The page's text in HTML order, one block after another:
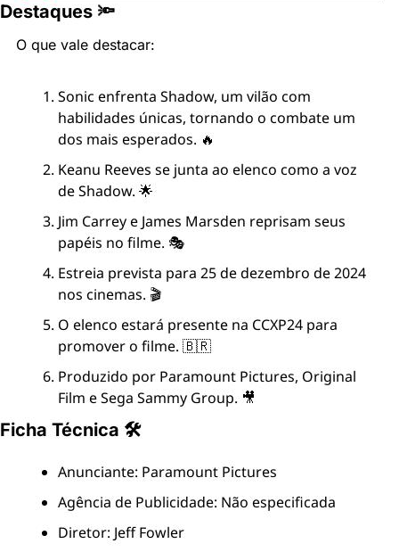
Destaques 🔦
O que vale destacar:
Sonic enfrenta Shadow, um vilão com
habilidades únicas, tornando o combate um
dos mais esperados. 🔥
Keanu Reeves se junta ao elenco como a voz
de Shadow. 🌟
Jim Carrey e James Marsden reprisam seus
papéis no filme. 🎭
Estreia prevista para 25 de dezembro de 2024
nos cinemas. 🎬
O elenco estará presente na CCXP24 para
promover o filme. 🇧🇷
Produzido por Paramount Pictures, Original
Film e Sega Sammy Group. 🎥
Ficha Técnica 🛠
Anunciante: Paramount Pictures
Agência de Publicidade: Não especificada
Diretor: Jeff Fowler